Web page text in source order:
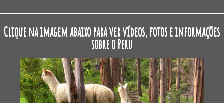
Clique na imagem abaixo para ver vídeos, fotos e informações
sobre o Peru